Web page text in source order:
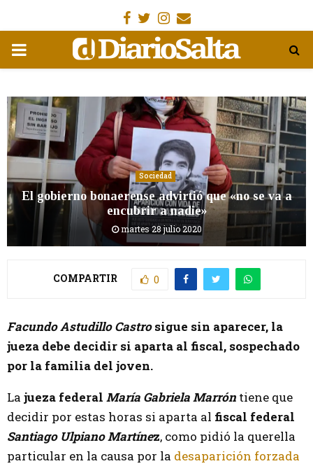
Facebook
Gorjeo
Instagram
Email
MENÚ
Sociedad
El gobierno bonaerense advirtió que «no se va a
encubrir a nadie»
martes 28 julio 2020
COMPARTIR 0
Facundo Astudillo Castrosigue sin aparecer, la
jueza debe decidir si aparta al fiscal, sospechado
por la familia del joven.
La jueza federal María Gabriela Marrón tiene que
decidir por estas horas si aparta al fiscal federal
Santiago Ulpiano Martínez, como pidió la querella
particular en la causa por la desaparición forzada